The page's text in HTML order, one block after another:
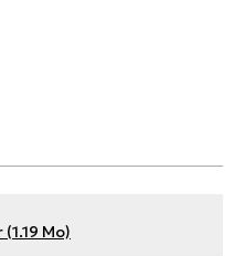
(1.19 Mo)